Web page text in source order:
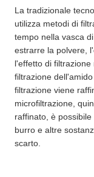
La tradizionale
utilizza metodi di
tempo nella vasca
estrarre la polvere,
l'effetto di
filtrazione
filtrazione viene
microfiltrazione,
raffinato, è
burro e altre
scarto.